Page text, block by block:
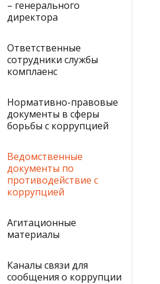
– генерального
директора
Ответственные
сотрудники службы
комплаенс
Нормативно-правовые
документы в сферы
борьбы с коррупцией
Ведомственные
документы по
противодействие с
коррупцией
Агитационные
материалы
Каналы связи для
сообщения о коррупции